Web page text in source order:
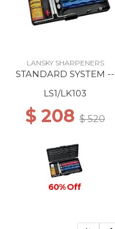
LANSKY SHARPENERS
STANDARD SYSTEM --
LS1/LK103
$ 208$ 520
60% Off